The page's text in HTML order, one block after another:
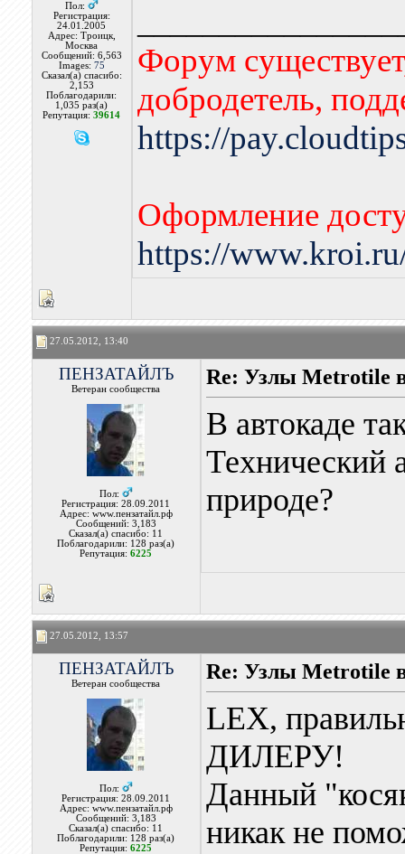
Пол:
Регистрация:
24.01.2005
Адрес: Троицк,
Москва
Сообщений: 6,563
Images: 75
Сказал(а) спасибо:
2,153
Поблагодарили:
1,035 раз(а)
Репутация:39614
Форум
добродетель,
https://
Оформление
https://
27.05.2012, 13:40
ПЕНЗАТАЙЛЪ
Ветеран сообщества
Пол:
Регистрация: 28.09.2011
Адрес: www.пензатайл.рф
Сообщений: 3,183
Сказал(а) спасибо: 11
Поблагодарили: 128 раз(а)
Репутация:6225
Re: Узлы Metrotile
В автокаде
Технический
природе?
27.05.2012, 13:57
ПЕНЗАТАЙЛЪ
Ветеран сообщества
Пол:
Регистрация: 28.09.2011
Адрес: www.пензатайл.рф
Сообщений: 3,183
Сказал(а) спасибо: 11
Поблагодарили: 128 раз(а)
Репутация:6225
Re: Узлы Metrotile
LEX,
ДИЛЕРУ!
Данный
никак не